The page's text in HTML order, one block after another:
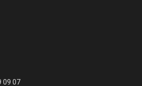
09 07